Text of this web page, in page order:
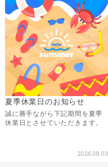
夏季休業日のお知らせ
誠に勝手ながら下記期間を夏季
休業日とさせていただきます。
2026.08.03